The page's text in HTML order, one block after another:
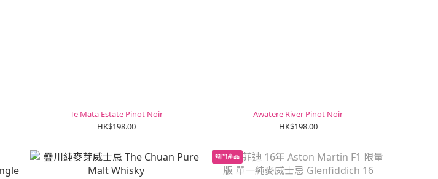
Te Mata Estate Pinot Noir
HK$198.00
Awatere River Pinot Noir
HK$198.00
熱門產品